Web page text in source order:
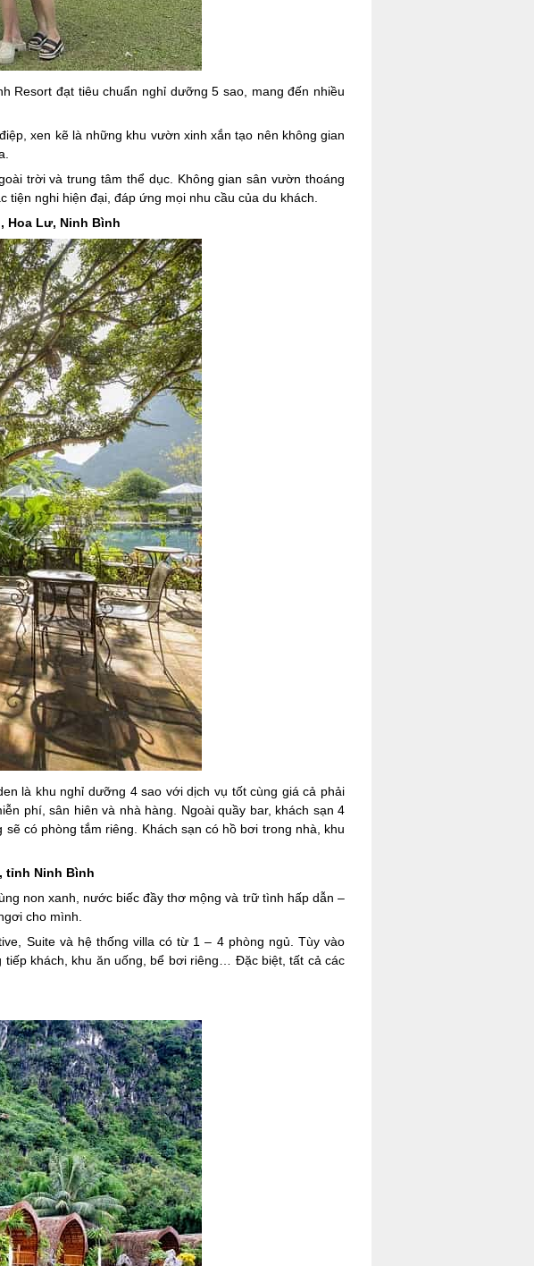
Resort đạt tiêu chuẩn nghỉ dưỡng 5 sao, mang đến nhiều
xen kẽ là những khu vườn xinh xắn tạo nên không gian
trời và trung tâm thể dục. Không gian sân vườn thoáng
nghi hiện đại, đáp ứng mọi nhu cầu của du khách.
Hoa Lư, Ninh Bình
là khu nghỉ dưỡng 4 sao với dịch vụ tốt cùng giá cả phải
phí, sân hiên và nhà hàng. Ngoài quầy bar, khách sạn 4
có phòng tắm riêng. Khách sạn có hồ bơi trong nhà, khu
tỉnh Ninh Bình
non xanh, nước biếc đầy thơ mộng và trữ tình hấp dẫn –
cho mình.
Suite và hệ thống villa có từ 1 – 4 phòng ngủ. Tùy vào
khách, khu ăn uống, bể bơi riêng… Đặc biệt, tất cả các